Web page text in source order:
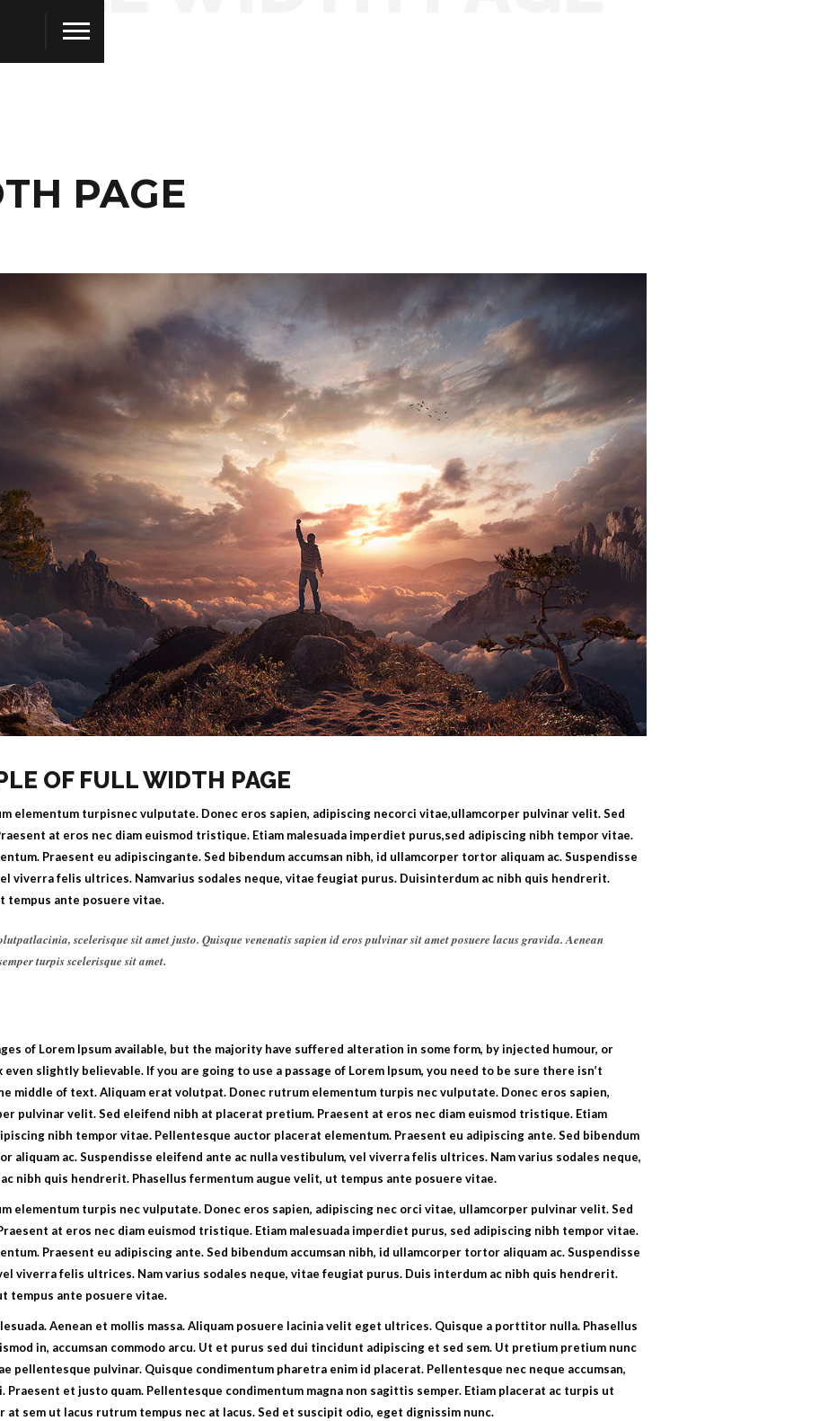
PAGE
OF FULL WIDTH PAGE
elementum turpisnec vulputate. Donec eros sapien, adipiscing necorci vitae,ullamcorper pulvinar velit. Sed
at eros nec diam euismod tristique. Etiam malesuada imperdiet purus,sed adipiscing nibh tempor vitae.
Praesent eu adipiscingante. Sed bibendum accumsan nibh, id ullamcorper tortor aliquam ac. Suspendisse
viverra felis ultrices. Namvarius sodales neque, vitae feugiat purus. Duisinterdum ac nibh quis hendrerit.
tempus ante posuere vitae.
scelerisque sit amet justo. Quisque venenatis sapien id eros pulvinar sit amet posuere lacus gravida. Aenean
turpis scelerisque sit amet.
of Lorem Ipsum available, but the majority have suffered alteration in some form, by injected humour, or
even slightly believable. If you are going to use a passage of Lorem Ipsum, you need to be sure there isn’t
middle of text. Aliquam erat volutpat. Donec rutrum elementum turpis nec vulputate. Donec eros sapien,
pulvinar velit. Sed eleifend nibh at placerat pretium. Praesent at eros nec diam euismod tristique. Etiam
nibh tempor vitae. Pellentesque auctor placerat elementum. Praesent eu adipiscing ante. Sed bibendum
aliquam ac. Suspendisse eleifend ante ac nulla vestibulum, vel viverra felis ultrices. Nam varius sodales neque,
nibh quis hendrerit. Phasellus fermentum augue velit, ut tempus ante posuere vitae.
elementum turpis nec vulputate. Donec eros sapien, adipiscing nec orci vitae, ullamcorper pulvinar velit. Sed
at eros nec diam euismod tristique. Etiam malesuada imperdiet purus, sed adipiscing nibh tempor vitae.
Praesent eu adipiscing ante. Sed bibendum accumsan nibh, id ullamcorper tortor aliquam ac. Suspendisse
viverra felis ultrices. Nam varius sodales neque, vitae feugiat purus. Duis interdum ac nibh quis hendrerit.
tempus ante posuere vitae.
Aenean et mollis massa. Aliquam posuere lacinia velit eget ultrices. Quisque a porttitor nulla. Phasellus
in, accumsan commodo arcu. Ut et purus sed dui tincidunt adipiscing et sed sem. Ut pretium pretium nunc
pellentesque pulvinar. Quisque condimentum pharetra enim id placerat. Pellentesque nec neque accumsan,
et justo quam. Pellentesque condimentum magna non sagittis semper. Etiam placerat ac turpis ut
sem ut lacus rutrum tempus nec at lacus. Sed et suscipit odio, eget dignissim nunc.